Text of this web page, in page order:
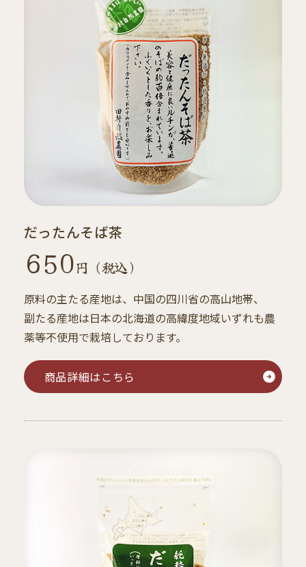
だったんそば茶
650円 （税込）
原料の主たる産地は、中国の四川省の高山地帯、
副たる産地は日本の北海道の高緯度地域いずれも農
薬等不使用で栽培しております。
商品詳細はこちら